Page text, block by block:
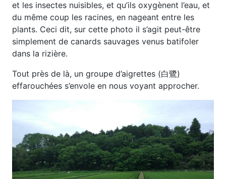
et les insectes nuisibles, et qu’ils oxygènent l’eau, et
du même coup les racines, en nageant entre les
plants. Ceci dit, sur cette photo il s’agit peut-être
simplement de canards sauvages venus batifoler
dans la rizière.
Tout près de là, un groupe d’aigrettes (白鷺)
effarouchées s’envole en nous voyant approcher.